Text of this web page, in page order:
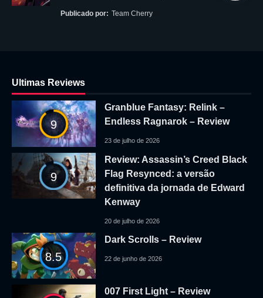
Publicado por: Team Cherry
Ultimas Reviews
9
Granblue Fantasy: Relink –
Endless Ragnarok – Review
23 de julho de 2026
9
Review: Assassin’s Creed Black
Flag Resynced: a versão
definitiva da jornada de Edward
Kenway
20 de julho de 2026
8.5
Dark Scrolls – Review
22 de junho de 2026
007 First Light – Review